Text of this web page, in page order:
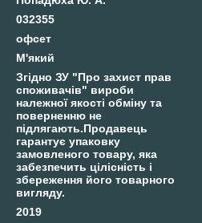
032355
офсет
М'який
Згідно ЗУ "Про захист прав
споживачів" вироби
належної якості обміну та
поверненню не
підлягають.Продавець
гарантує упаковку
замовленого товару, яка
забезпечить цілісність і
збереження його товарного
вигляду.
2019